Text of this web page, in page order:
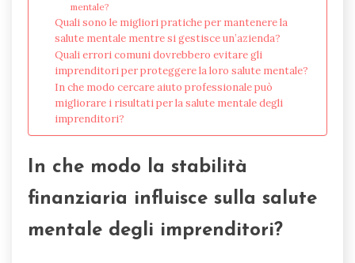
mentale?
Quali sono le migliori pratiche per mantenere la
salute mentale mentre si gestisce un’azienda?
Quali errori comuni dovrebbero evitare gli
imprenditori per proteggere la loro salute mentale?
In che modo cercare aiuto professionale può
migliorare i risultati per la salute mentale degli
imprenditori?
In che modo la stabilità
finanziaria influisce sulla salute
mentale degli imprenditori?